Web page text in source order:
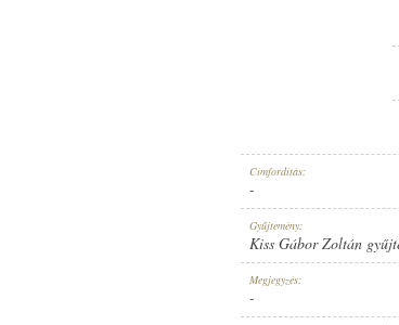
LEMEZSZÁM:
Címfordítás:
-
Gyűjtemény:
Kiss Gábor Zoltán
Megjegyzés:
-